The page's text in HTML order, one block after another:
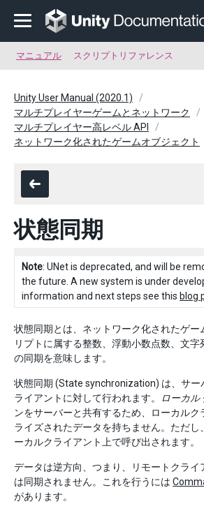
マニュアル スクリプトリファレンス
Unity User Manual (2020.1)
マルチプレイヤーゲームとネットワーク
マルチプレイヤー高レベル API
ネットワーク化されたゲームオブジェクト
状態同期
Note: UNet is deprecated, and will be
the future. A new system is under
information and next steps see this blog
状態同期とは、ネットワーク化されたゲー
リプトに属する整数、浮動小数点数、文
の同期を意味します。
状態同期 (State synchronization) は、サー
ライアントに対して行われます。
ローカル
ンをサーバーと共有するため、ローカルク
ライズされたデータを持ちません。ただし
ーカルクライアント上で呼び出されます。
データは逆方向、つまり、リモートクライ
は同期されません。これを行うには
があります。